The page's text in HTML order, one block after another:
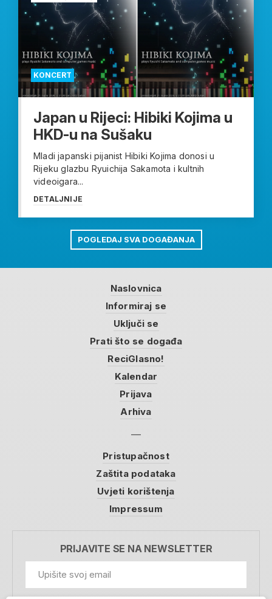
KONCERT
Japan u Rijeci: Hibiki Kojima u
HKD-u na Sušaku
Mladi japanski pijanist Hibiki Kojima donosi u
Rijeku glazbu Ryuichija Sakamota i kultnih
videoigara...
DETALJNIJE
POGLEDAJ SVA DOGAĐANJA
Naslovnica
Informiraj se
Uključi se
Prati što se događa
ReciGlasno!
Kalendar
Prijava
Arhiva
Pristupačnost
Zaštita podataka
Uvjeti korištenja
Impressum
PRIJAVITE SE NA NEWSLETTER